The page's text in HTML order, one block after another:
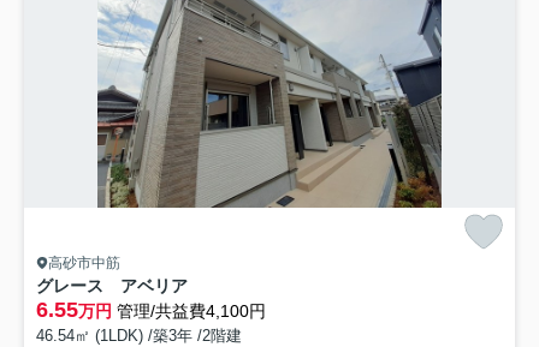
高砂市中筋
グレース アベリア
6.55万円 管理/共益費4,100円
46.54㎡ (1LDK) /築3年 /2階建